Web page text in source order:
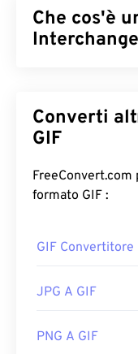
Che cos'è
creare immagini
colore RGB
senza perdita di
audio. L'uso più
su Internet.
Come
GIF, il che gli
Converti
GIF
formato GIF :
GIF Convertitore
JPG A GIF
PNG A GIF